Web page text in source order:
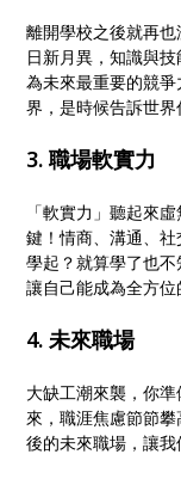
離開學校之後就再
日新月異，知識與
為未來最重要的競
界，是時候告訴世界
3. 職場軟實力
「軟實力」聽起來
鍵！情商、溝通、
學起？就算學了也
讓自己能成為全方位
4. 未來職場
大缺工潮來襲，你
來，職涯焦慮節節
後的未來職場，讓